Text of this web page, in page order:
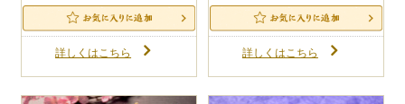
無料貸し出し
ランキング
お知らせ
詳しくはこちら 詳しくはこちら